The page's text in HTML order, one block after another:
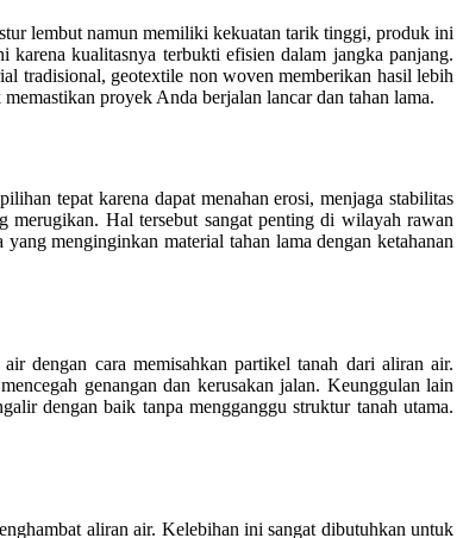
lembut namun memiliki kekuatan tarik tinggi, produk ini
kualitasnya terbukti efisien dalam jangka panjang.
tradisional, geotextile non woven memberikan hasil lebih
proyek Anda berjalan lancar dan tahan lama.
tepat karena dapat menahan erosi, menjaga stabilitas
merugikan. Hal tersebut sangat penting di wilayah rawan
menginginkan material tahan lama dengan ketahanan
dengan cara memisahkan partikel tanah dari aliran air.
genangan dan kerusakan jalan. Keunggulan lain
dengan baik tanpa mengganggu struktur tanah utama.
aliran air. Kelebihan ini sangat dibutuhkan untuk